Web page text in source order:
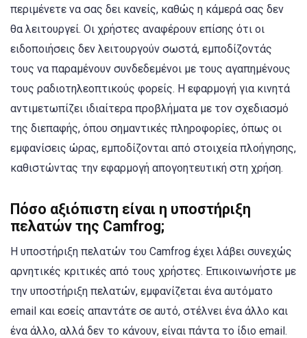
περιμένετε να σας δει κανείς, καθώς η κάμερά σας δεν
θα λειτουργεί. Οι χρήστες αναφέρουν επίσης ότι οι
ειδοποιήσεις δεν λειτουργούν σωστά, εμποδίζοντάς
τους να παραμένουν συνδεδεμένοι με τους αγαπημένους
τους ραδιοτηλεοπτικούς φορείς. Η εφαρμογή για κινητά
αντιμετωπίζει ιδιαίτερα προβλήματα με τον σχεδιασμό
της διεπαφής, όπου σημαντικές πληροφορίες, όπως οι
εμφανίσεις ώρας, εμποδίζονται από στοιχεία πλοήγησης,
καθιστώντας την εφαρμογή απογοητευτική στη χρήση.
Πόσο αξιόπιστη είναι η υποστήριξη
πελατών της Camfrog;
Η υποστήριξη πελατών του Camfrog έχει λάβει συνεχώς
αρνητικές κριτικές από τους χρήστες. Επικοινωνήστε με
την υποστήριξη πελατών, εμφανίζεται ένα αυτόματο
email και εσείς απαντάτε σε αυτό, στέλνει ένα άλλο και
ένα άλλο, αλλά δεν το κάνουν, είναι πάντα το ίδιο email.